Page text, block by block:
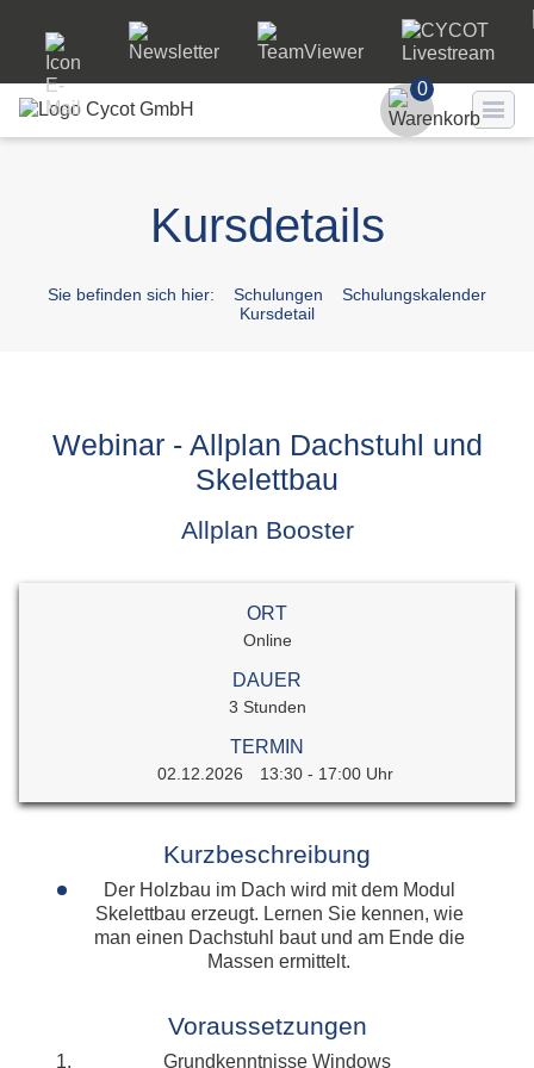
Passwort
Passwort
0
Kursdetails
Sie befinden sich hier: Schulungen
Schulungskalender
Kursdetail
Webinar - Allplan Dachstuhl und
Skelettbau
Allplan Booster
ORT
Online
DAUER
3 Stunden
TERMIN
02.12.2026 13:30 - 17:00 Uhr
Kurzbeschreibung
Der Holzbau im Dach wird mit dem Modul
Skelettbau erzeugt. Lernen Sie kennen, wie
man einen Dachstuhl baut und am Ende die
Massen ermittelt.
Voraussetzungen
Grundkenntnisse Windows